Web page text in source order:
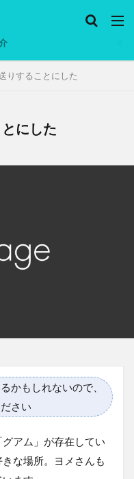
りすることにした
にした
かもしれないので、
さい
アム」が存在してい
な場所。ヨメさんも
低糖質ダイエット